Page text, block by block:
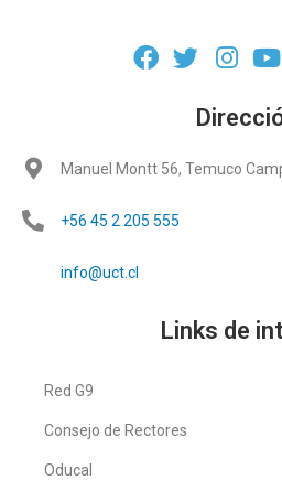
Manuel Montt 56, Temuco
+56 45 2 205 555
info@uct.cl
Links de
Red G9
Consejo de Rectores
Oducal